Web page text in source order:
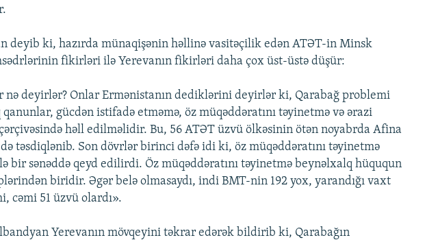
deyib ki, hazırda münaqişənin həllinə vasitəçilik edən ATƏT-in Minsk
fikirləri ilə Yerevanın fikirləri daha çox üst-üstə düşür:
nə deyirlər? Onlar Ermənistanın dediklərini deyirlər ki, Qarabağ problemi
gücdən istifadə etməmə, öz müqəddəratını təyinetmə və ərazi
həll edilməlidir. Bu, 56 ATƏT üzvü ölkəsinin ötən noyabrda Afina
təsdiqlənib. Son dövrlər birinci dəfə idi ki, öz müqəddəratını təyinetmə
bir sənəddə qeyd edilirdi. Öz müqəddəratını təyinetmə beynəlxalq hüququn
biridir. Əgər belə olmasaydı, indi BMT-nin 192 yox, yarandığı vaxt
cəmi 51 üzvü olardı».
Yerevanın mövqeyini təkrar edərək bildirib ki, Qarabağın